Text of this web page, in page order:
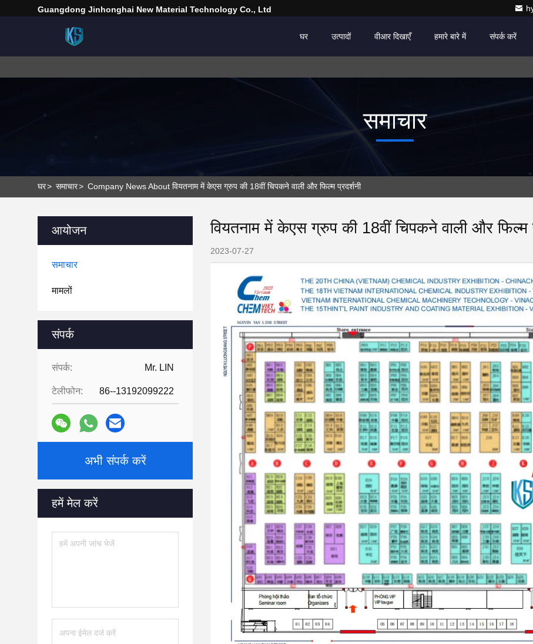
Guangdong Jinhonghai New Material Technology Co., Ltd
घर उत्पादों वीआर दिखाएँ हमारे बारे में संपर्क करें
समाचार
घर> समाचार> Company News About वियतनाम में केएस ग्रुप की 18वीं चिपकने वाली और फिल्म प्रदर्शनी
आयोजन
समाचार
मामलों
संपर्क
संपर्क: Mr. LIN
टेलीफोन: 86--13192099222
अभी संपर्क करें
हमें मेल करें
वियतनाम में केएस ग्रुप की 18वीं चिपकने वाली और फिल्म
2023-07-27